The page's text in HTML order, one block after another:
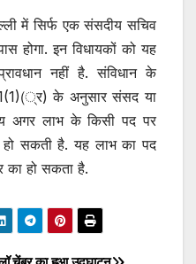
में सिर्फ एक संसदीय सचिव
होगा. इन विधायकों को यह
नहीं है. संविधान के
के अनुसार संसद या
अगर लाभ के किसी पद पर
हो सकती है. यह लाभ का पद
का हो सकता है.